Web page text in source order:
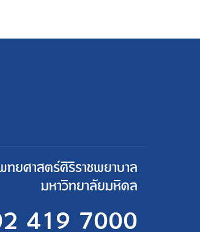
ยศาสตร์ศิริราชพยาบาล
มหาวิทยาลัยมหิดล
419 7000